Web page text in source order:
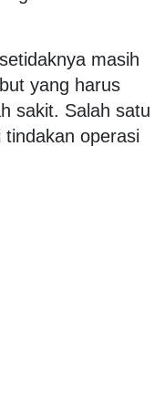
masih
yang harus
sakit. Salah satu
operasi